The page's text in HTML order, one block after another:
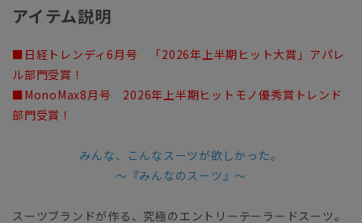
アイテム説明
■日経トレンディ6月号 「2026年上半期ヒット大賞」アパレ
ル部門受賞！
■MonoMax8月号 2026年上半期ヒットモノ優秀賞トレンド
部門受賞！
みんな、こんなスーツが欲しかった。
～『みんなのスーツ』～
スーツブランドが作る、究極のエントリーテーラードスーツ。